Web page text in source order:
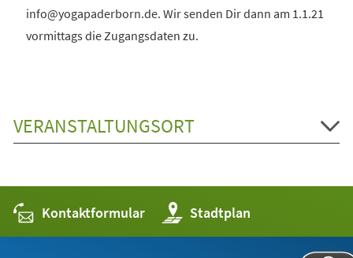
info@yogapaderborn.de. Wir senden Dir dann am 1.1.21
vormittags die Zugangsdaten zu.
VERANSTALTUNGSORT
Kontaktformular Stadtplan
(Öffnet
in
einem